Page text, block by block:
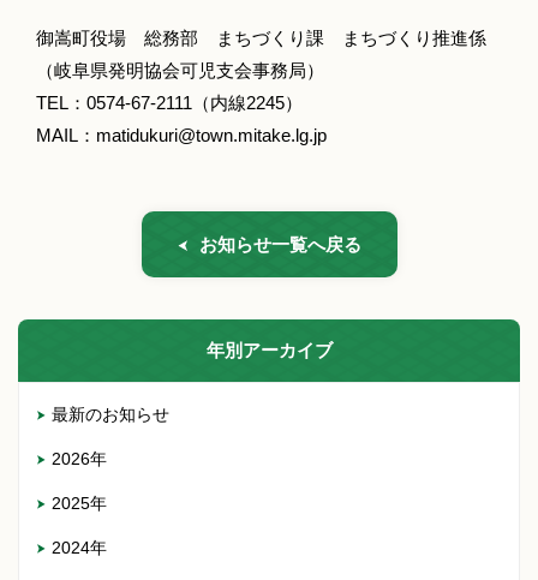
御嵩町役場 総務部 まちづくり課 まちづくり推進係
（岐阜県発明協会可児支会事務局）
TEL：0574-67-2111（内線2245）
MAIL：matidukuri@town.mitake.lg.jp
お知らせ一覧へ戻る
年別アーカイブ
最新のお知らせ
2026年
2025年
2024年